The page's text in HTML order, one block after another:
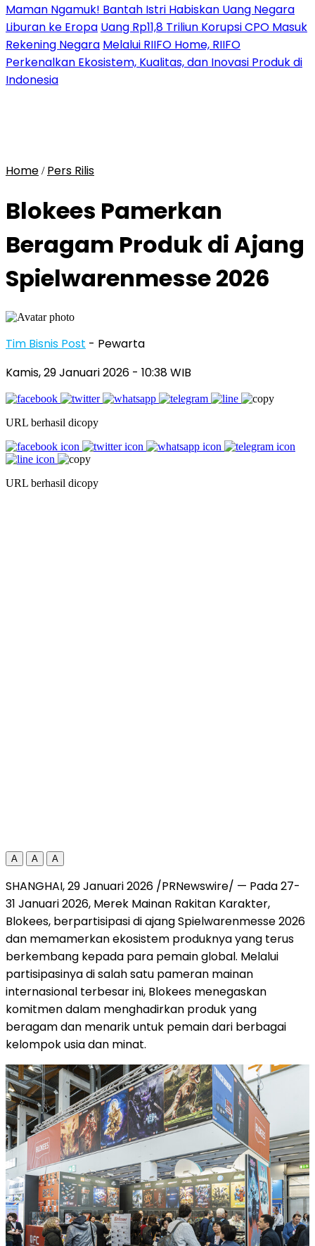
Maman Ngamuk! Bantah Istri Habiskan Uang Negara
Liburan ke Eropa Uang Rp11,8 Triliun Korupsi CPO Masuk
Rekening Negara Melalui RIIFO Home, RIIFO
Perkenalkan Ekosistem, Kualitas, dan Inovasi Produk di
Indonesia
Home / Pers Rilis
Blokees Pamerkan
Beragam Produk di Ajang
Spielwarenmesse 2026
Tim Bisnis Post - Pewarta
Kamis, 29 Januari 2026 - 10:38 WIB
URL berhasil dicopy
URL berhasil dicopy
A A A
SHANGHAI, 29 Januari 2026 /PRNewswire/ — Pada 27-
31 Januari 2026, Merek Mainan Rakitan Karakter,
Blokees, berpartisipasi di ajang Spielwarenmesse 2026
dan memamerkan ekosistem produknya yang terus
berkembang kepada para pemain global. Melalui
partisipasinya di salah satu pameran mainan
internasional terbesar ini, Blokees menegaskan
komitmen dalam menghadirkan produk yang
beragam dan menarik untuk pemain dari berbagai
kelompok usia dan minat.